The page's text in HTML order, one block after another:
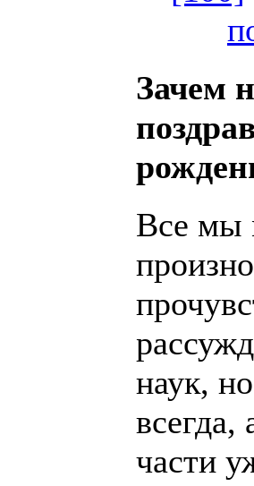
Зачем
Все мы
наук,
части